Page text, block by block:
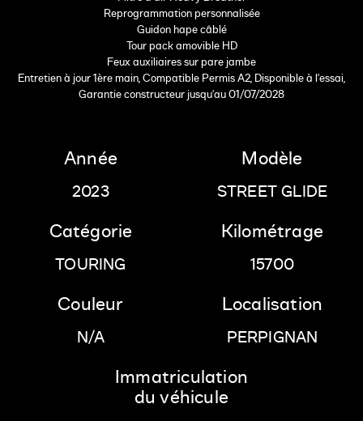
Reprogrammation personnalisée
Guidon hape câblé
Tour pack amovible HD
Feux auxiliaires sur pare jambe
Entretien à jour 1ère main, Compatible Permis A2, Disponible à l'essai,
Garantie constructeur jusqu'au 01/07/2028
Année
2023
Modèle
STREET GLIDE
Catégorie
TOURING
Kilométrage
15700
Couleur
N/A
Localisation
PERPIGNAN
Immatriculation
du véhicule